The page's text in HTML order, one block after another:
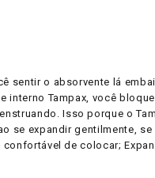
sentir o absorvente lá
interno Tampax, você
Isso porque o
se expandir gentilmente,
de colocar;